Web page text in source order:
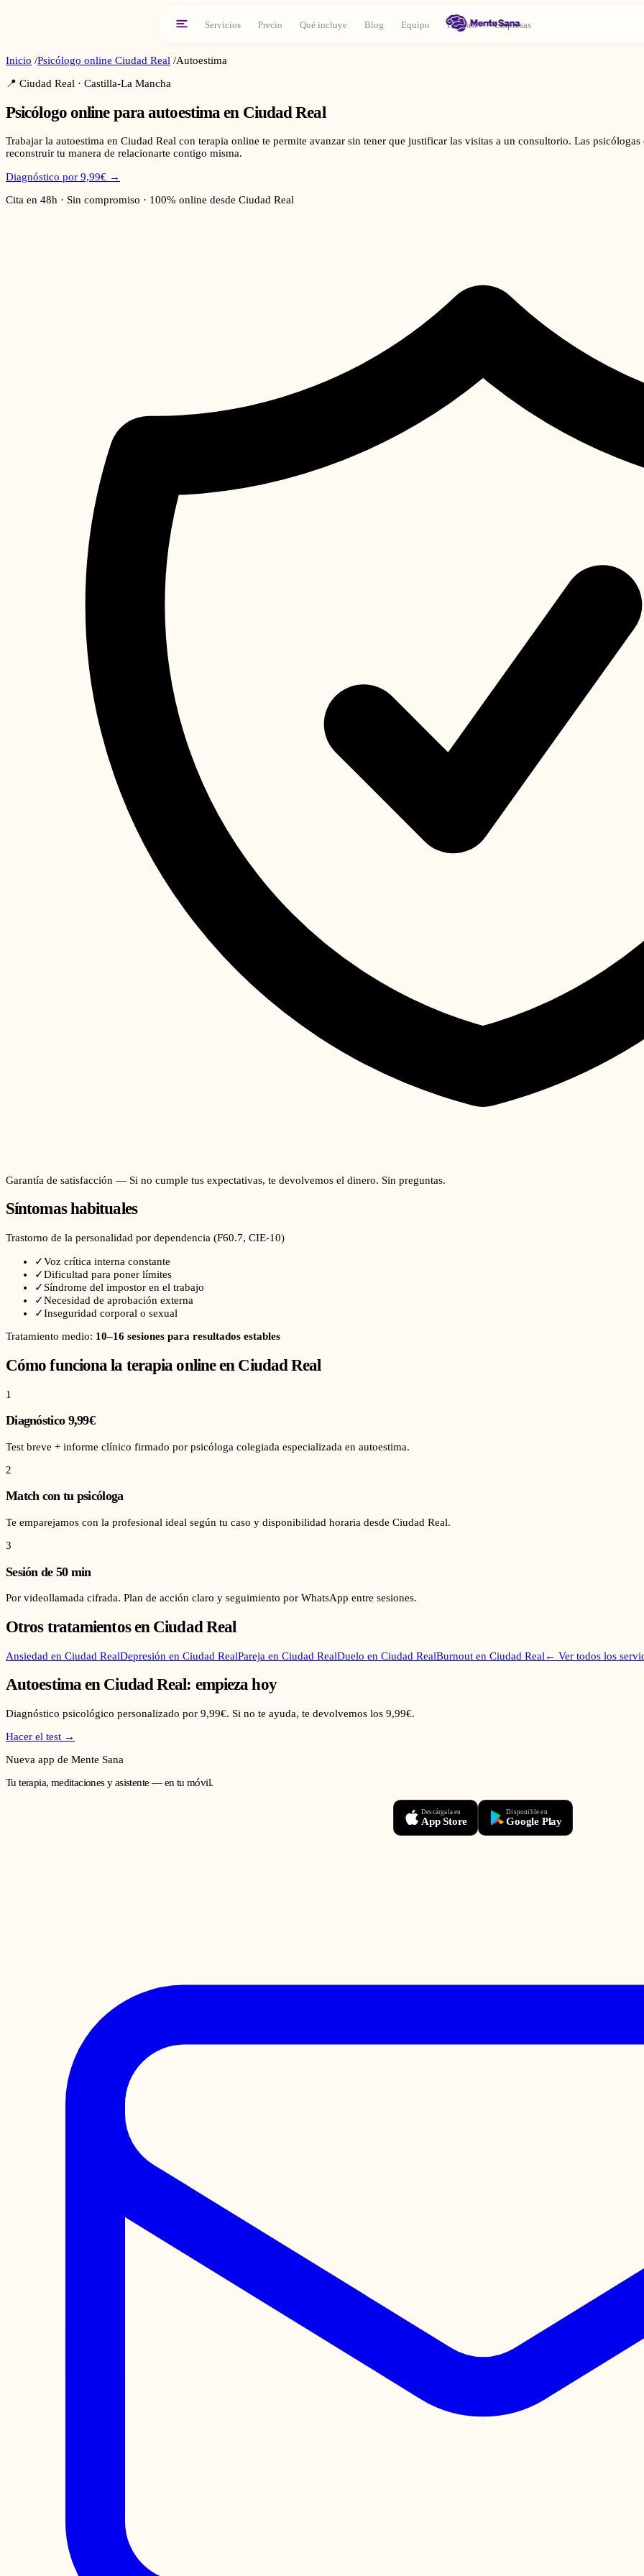
Servicios Precio Qué incluye Blog Equipo Podcast Empresas
Inicio /Psicólogo online Ciudad Real /Autoestima
📍 Ciudad Real · Castilla-La Mancha
Psicólogo online paraautoestima en Ciudad Real
Trabajar la autoestima en Ciudad Real con terapia online te permite avanzar sin tener que justificar las visitas a un consultorio. Las
reconstruir tu manera de relacionarte contigo misma.
Diagnóstico por 9,99€ →
Cita en 48h · Sin compromiso · 100% online desde Ciudad Real
Garantía de satisfacción — Si no cumple tus expectativas, te devolvemos el dinero. Sin preguntas.
Síntomas habituales
Trastorno de la personalidad por dependencia (F60.7, CIE-10)
✓Voz crítica interna constante
✓Dificultad para poner límites
✓ Síndrome del impostor en el trabajo
✓Necesidad de aprobación externa
✓Inseguridad corporal o sexual
Tratamiento medio: 10–16 sesiones para resultados estables
Cómo funciona la terapia online en Ciudad Real
1
Diagnóstico 9,99€
Test breve + informe clínico firmado por psicóloga colegiada especializada en autoestima.
2
Match con tu psicóloga
Te emparejamos con la profesional ideal según tu caso y disponibilidad horaria desde Ciudad Real.
3
Sesión de 50 min
Por videollamada cifrada. Plan de acción claro y seguimiento por WhatsApp entre sesiones.
Otros tratamientos en Ciudad Real
Ansiedad en Ciudad RealDepresión en Ciudad RealPareja en Ciudad RealDuelo en Ciudad RealBurnout en Ciudad Real ← Ver todos los
Autoestimaen Ciudad Real: empieza hoy
Diagnóstico psicológico personalizado por 9,99€. Si no te ayuda, te devolvemos los 9,99€.
Hacer el test →
Nueva app de Mente Sana
Tu terapia, meditaciones y asistente — en tu móvil.
Descárgala en
App Store
Disponible en
Google Play